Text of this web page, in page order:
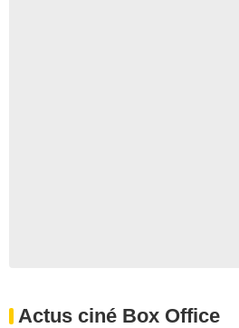
Actus ciné Box Office